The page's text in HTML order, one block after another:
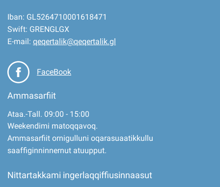
Iban: GL5264710001618471
Swift: GRENGLGX
E-mail: qeqertalik@qeqertalik.gl
FaceBook
Ammasarfiit
Ataa.-Tall. 09:00 - 15:00
Weekendimi matoqqavoq.
Ammasarfiit ornigulluni oqarasuaatikkullu
saaffiginninnernut atuupput.
Nittartakkami ingerlaqqiffiusinnaasut